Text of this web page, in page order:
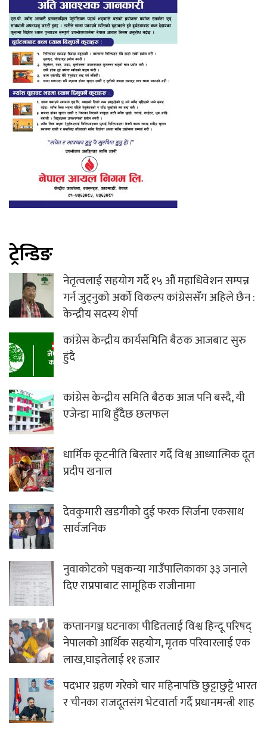
ट्रेन्डिङ
नेतृत्वलाई सहयोग गर्दै १५ औं महाधिवेशन सम्पन्न
गर्न जुट्नुको अर्को विकल्प कांग्रेससंँग अहिले छैन :
केन्द्रीय सदस्य शेर्पा
कांग्रेस केन्द्रीय कार्यसमिति बैठक आजबाट सुरु
हुंदै
कांग्रेस केन्द्रीय समिति बैठक आज पनि बस्दै, यी
एजेन्डा माथि हुँदैछ छलफल
धार्मिक कूटनीति बिस्तार गर्दै विश्व आध्यात्मिक दूत
प्रदीप खनाल
देवकुमारी खडगीकाे दुई फरक सिर्जना एकसाथ
सार्वजनिक
नुवाकोटको पञ्चकन्या गाउँपालिकाका ३३ जनाले
दिए राप्रपाबाट सामूहिक राजीनामा
कप्तानगञ्ज घटनाका पीडितलाई विश्व हिन्दू परिषद्
नेपालको आर्थिक सहयोग, मृतक परिवारलाई एक
लाख,घाइतेलाई ११ हजार
पदभार ग्रहण गरेको चार महिनापछि छुट्टाछुट्टै भारत
र चीनका राजदूतसंग भेटवार्ता गर्दै प्रधानमन्त्री शाह